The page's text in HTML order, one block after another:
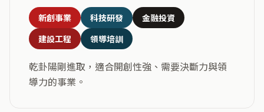
新創事業 科技研發
金融投資
建設工程
領導培訓
乾卦陽剛進取，適合開創性強、需要決斷力與領
導力的事業。